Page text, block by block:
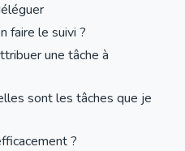
faire le suivi ?
une tâche à
sont les tâches que je
?